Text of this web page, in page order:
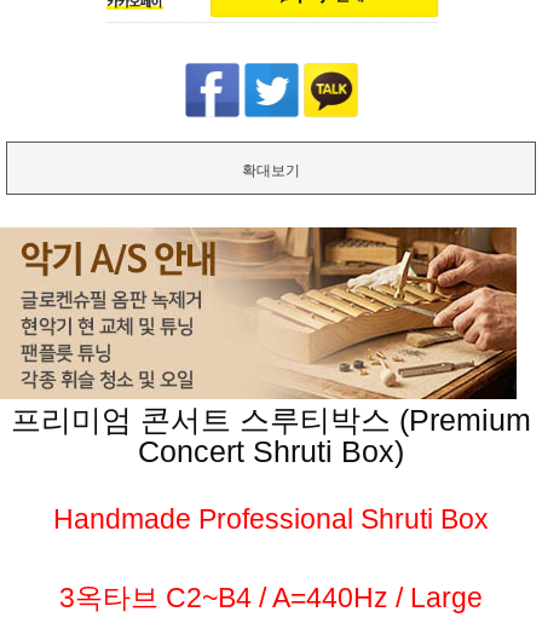
확대보기
프리미엄 콘서트 스루티박스 (Premium
Concert Shruti Box)
Handmade Professional Shruti Box
3옥타브 C2~B4 / A=440Hz / Large